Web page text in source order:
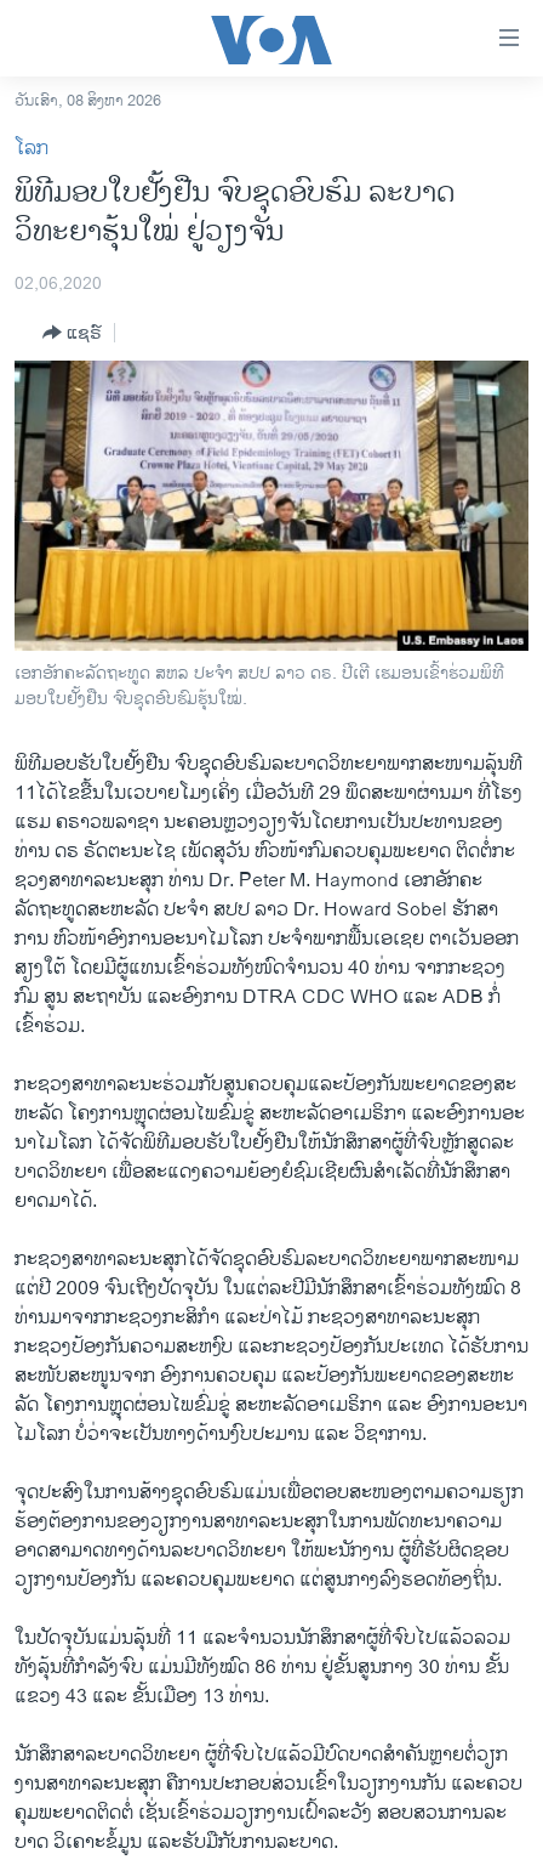
ເຂົ້າ
ຫາ
ຂ້າມ
ຂ້າມ
ຂ້າມ
ຫາ
ລາວ
ອາເມຣິກາ
ການເລືອກຕັ້ງ ປະທານາທີບໍດີ ສະຫະລັດ 2024
ຂ່າວ​ຈີນ
ໂລກ
ເອເຊຍ
ອິດສະຫຼະພາບດ້ານການຂ່າວ
ຊີວິດຊາວລາວ
ຊຸມຊົນຊາວລາວ
ວິທະຍາສາດ-ເທັກໂນໂລຈີ
ທຸລະກິດ
ພາສາອັງກິດ
ວີດີໂອ
ລາຍການກະຈາຍສຽງ
ລາຍງານ
ຕິດຕາມພວກເຮົາ ທີ່
ພາສາຕ່າງໆ
ວັນເສົາ, 08 ສິງຫາ 2026
ໂລກ
ພິທີມອບໃບຢັ້ງຢືນ ຈົບຊຸດອົບຮົມ ລະບາດ
ວິທະຍາຮຸ້ນໃໝ​່ ຢູ່ວຽງຈັນ
02,06,2020
ແຊຣ໌
ເອກອັກຄະລັດຖະທູດ ສຫລ ປະຈຳ ສປປ ລາວ ດຣ. ປີເຕີ ເຮມອນເຂົ້າຮ່ວມພິທີ
ມອບໃບຢັ້ງຢືນ ຈົບຊຸດອົບຮົມຮຸ້ນໃໝ່.
ພິ​ທີ​ມອບ​ຮັບ​ໃບ​ຢັ້ງ​ຢືນ ຈົບ​ຊຸດ​ອົບ​ຮົມ​ລະ​ບາດ​ວິ​ທະ​ຍາ​ພາກ​ສະ​ໜາມລຸ້ນ​ທີ
11ໄດ້​ໄຂ​ຂື້ນ​ໃນ​ເວ​ບາຍໂມງເຄິ່ງ ເມື່ອ​ວັນ​ທີ 29 ພຶດສະພາຜ່ານມາ ທີ່​ໂຮງ​
ແຮມ ຄຣາວພລາຊາ ນະ​ຄອນຫຼວງວຽງ​ຈັນໂດຍ​ການ​ເປັນ​ປະ​ທານຂອງ​
ທ່ານ ດຣ ຣັດຕະນະໄຊ ເພັດສຸວັນ ຫົວໜ້າກົມຄວບຄຸມພະຍາດ ຕິດຕໍ່ກະ​
ຊວງ​ສາ​ທາ​ລະ​ນະ​ສຸກ ທ່ານ Dr. Peter M. Haymond ເອກອັກຄະ
ລັດຖະທູດ​ສະ​ຫະ​ລັດ​ ປະ​ຈຳ ສ​ປ​ປ ລາວ Dr. Howard Sobel ຮັກສາ
ການ ຫົວ​ໜ້າ​ອົງ​ການ​ອະ​ນາ​ໄມ​ໂລກ ​ປະ​ຈຳ​ພາກ​ພື້ນ​ເອ​ເຊຍ ຕາ​ເວັນ​ອອກ​
ສຽງ​ໃຕ້ ໂດຍມີຜູ້​ແທນ​ເຂົ້າ​ຮ່ວມ​ທັງ​ໜົດຈຳ​ນວນ 40 ທ່ານ ຈາກ​ກະ​ຊວງ
ກົມ ສູນ ສະ​ຖາ​ບັນ ແລະອົງ​ການ DTRA CDC WHO ແລະ ADB ກໍ່​
ເຂົ້າ​ຮ່ວມ.
ກະ​ຊວງ​ສາ​ທາ​ລະ​ນະ​ຮ່ວມ​ກັບ​ສູນ​ຄວບ​ຄຸມແລະປ້ອງກັນ​ພະ​ຍາດ​ຂອງສະ​
ຫະ​ລັດ​ ໂຄງ​ການຫຼຸດ​ຜ່ອນໄພ​ຂົ່ມ​ຂູ່ ສະ​ຫະ​ລັດ​ອາ​ເມ​ຣິ​ກາ ແລະອົງ​ການ​ອະ​
ນາ​ໄມ​ໂລກ ໄດ້ຈັດພິ​ທີ​ມອບ​ຮັບ​ໃບ​ຢັ້ງ​ຢືນ​ໃຫ້​ນັກ​ສຶກ​ສາ​ຜູ້​ທີ່​ຈົບຫຼັກ​ສູດ​ລະ​
ບາດ​ວິ​ທະ​ຍາ ເພື່ອ​ສະ​ແດງ​ຄວາມ​ຍ້ອງ​ຍໍ​ຊົມ​ເຊີຍ​ຜົນ​ສຳ​ເລັດ​ທີ່​ນັກ​ສຶກ​ສາ​
ຍາດ​ມາ​ໄດ້.
ກະ​ຊວງ​ສາ​ທາ​ລະ​ນະ​ສຸກ​ໄດ້​ຈັດຊຸດ​ອົບ​ຮົມ​ລະ​ບາດ​ວິ​ທະ​ຍາ​ພາກ​ສະ​ໜາມ ​
ແຕ່​ປີ 2009 ຈົນ​ເຖີງ​ປັດ​ຈຸບັນ ໃນ​ແຕ່​ລະ​ປີ​ມີ​ນັກ​ສຶກ​ສາ​ເຂົ້າ​ຮ່ວມ​ທັງ​ໝົດ 8
ທ່ານ​ມາ​ຈາກ​ກະຊ​ວງ​ກະ​ສິ​ກຳ ແລະປ່າ​ໄມ້ ກະ​ຊ​ວງ​ສາ​ທາ​ລະ​ນະ​ສຸກ
ກະຊວງປ້ອງກັນຄວາມສະຫງົບ ແລະກະຊວງປ້ອງກັນປະເທດ ໄດ້​ຮັບ​ການ​
ສະ​ໜັບ​ສະ​ໜູນ​ຈາກ ອົງການຄວບຄຸມ ແລະປ້ອງກັນພະຍາດຂອງສະ​ຫະ​
ລັດ​ ໂຄງ​ການຫຼຸດ​ຜ່ອນໄພ​ຂົ່ມ​ຂູ່ ສະ​ຫະ​ລັດ​ອາ​ເມ​ຣິ​ກາ ແລະ ອົງ​ການ​ອະ​ນາ​
ໄມ​ໂລກ ບໍ່​ວ່າ​ຈະ​ເປັນ​ທາງ​ດ້ານ​ງົບ​ປະ​ມານ ແລະ ວິ​ຊາ​ການ.
ຈຸດ​ປະ​ສົງ​ໃນ​ການ​ສ້າງ​ຊຸ​ດ​ອົບ​ຮົມ​ແມ່ນ​ເພື່ອ​ຕອບ​ສະ​ໜອງ​ຕາມ​ຄວາມ​ຮຽກ​
ຮ້ອງ​ຕ້ອງ​ການ​ຂອງວຽກ​ງານ​ສາ​ທາ​ລະ​ນະ​ສຸກ​ໃນ​ການ​ພັດ​ທະ​ນາ​ຄວາມ​
ອາດ​ສາ​ມາດ​ທາງ​ດ້ານ​ລະ​ບາດ​ວິ​ທະ​ຍາ ໃຫ້​ພະ​ນັກ​ງານ ​ຜູ້​ທີ່​ຮັບ​ຜິດ​ຊອບ ​
ວຽກ​ງານ​ປ້ອງ​ກັນ ແລະຄວບ​ຄຸມ​ພະ​ຍາດ ແຕ່​ສູນ​ກາງ​ລົງ​ຮອດ​ທ້ອງ​ຖິ່ນ.
ໃນປັດ​ຈຸ​ບັນ​ແມ່ນ​ລຸ້ນ​ທີ່ 11 ແລະຈຳ​ນວນ​ນັກ​ສຶກ​ສາ​ຜູ້​ທີ່​ຈົບ​ໄປ​ແລ້ວ​ລວມ​
ທັງ​ລຸ້ນ​ທີ່​ກຳ​ລັງ​ຈົບ ​ແມ່ນ​ມີ​ທັງ​ໝົດ 86 ທ່ານ ຢູ່​ຂັ້ນສູນ​ກາງ 30 ທ່ານ ​ຂັ້ນ
ແຂວງ 43 ແລະ ຂັ້ນ​ເມືອງ 13 ທ່ານ.
ນັກ​ສຶກ​ສາ​ລະ​ບາດ​ວິ​ທະ​ຍາ ​ຜູ້​ທີ່​ຈົບ​ໄປ​ແລ້ວ​ມີ​ບົດ​ບາດ​ສຳ​ຄັນຫຼາຍ​ຕໍ່​ວຽກ​
ງານ​ສາ​ທາ​ລະ​ນະ​ສຸກ ຄື​ການ​ປະ​ກອບ​ສ່ວນ​ເຂົ້າ​ໃນ​ວຽກ​ງານ​ກັນ ແລະຄວບ​
ຄຸມ​ພະ​ຍາດ​ຕິດ​ຕໍ່ ເຊັ່ນເຂົ້າ​ຮ່ວມວຽກ​ງານ​ເຝົ້າ​ລະ​ວັງ ສອບສວນການ​ລະ​
ບາດ ວິ​ເຄາະ​ຂໍ້​ມູນ ແລະຮັບມືກັບ​ການ​ລະ​ບາດ.